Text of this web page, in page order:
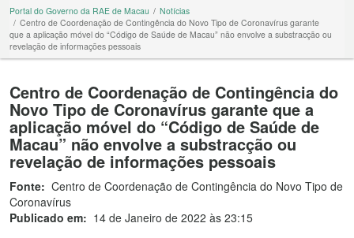
Portal do Governo da RAE de Macau
Notícias
Centro de Coordenação de Contingência do Novo Tipo de Coronavírus garante
que a aplicação móvel do “Código de Saúde de Macau” não envolve a substracção ou
revelação de informações pessoais
Centro de Coordenação de Contingência do
Novo Tipo de Coronavírus garante que a
aplicação móvel do “Código de Saúde de
Macau” não envolve a substracção ou
revelação de informações pessoais
Fonte: Centro de Coordenação de Contingência do Novo Tipo de
Coronavírus
Publicado em: 14 de Janeiro de 2022 às 23:15